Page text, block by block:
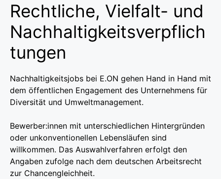
Rechtliche, Vielfalt- und
Nachhaltigkeitsverpflich
tungen
Nachhaltigkeitsjobs bei E.ON gehen Hand in Hand mit
dem öffentlichen Engagement des Unternehmens für
Diversität und Umweltmanagement.
Bewerber:innen mit unterschiedlichen Hintergründen
oder unkonventionellen Lebensläufen sind
willkommen. Das Auswahlverfahren erfolgt den
Angaben zufolge nach dem deutschen Arbeitsrecht
zur Chancengleichheit.